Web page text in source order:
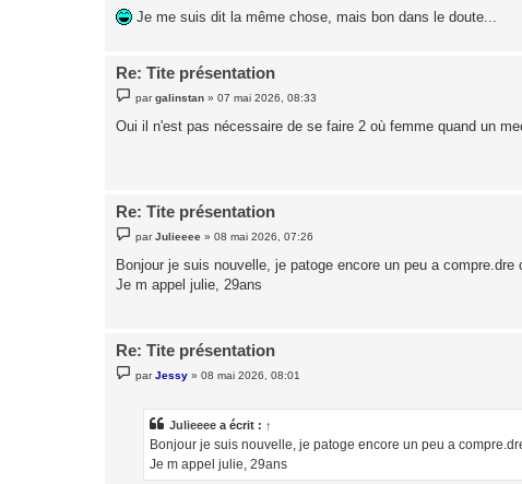
Je me suis dit la même chose, mais bon dans le doute...
Re: Tite présentation
e
s
s
pargalinstan »07 mai 2026, 08:33
Oui il n'est pas nécessaire de se faire 2 où femme quand un
Re: Tite présentation
e
s
a
parJulieeee »08 mai 2026, 07:26
Bonjour je suis nouvelle, je patoge encore un peu a
Je m appel julie, 29ans
Re: Tite présentation
e
parJessy »08 mai 2026, 08:01
Julieeee a écrit : ↑
Bonjour je suis nouvelle, je patoge encore un peu a
Je m appel julie, 29ans